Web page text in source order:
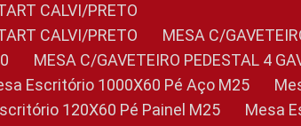
CALVI/PRETO
CALVI/PRETO
MESA C/
MESA C/GAVETEIRO PEDESTAL 4
Escritório 1000X60 Pé Aço M25
120X60 Pé Painel M25
Mesa